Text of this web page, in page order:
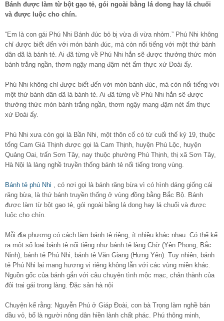
Bánh được làm từ bột gạo tẻ, gói ngoài bằng lá dong hay lá chuối
và được luộc cho chín.
“Em là con gái Phú Nhi Bánh đúc bỏ bị vừa đi vừa nhòm.” Phú Nhi không
chỉ được biết đến với món bánh đúc, mà còn nổi tiếng với một thứ bánh
dân dã là bánh tẻ. Ai đã từng về Phú Nhi hẳn sẽ được thưởng thức món
bánh trắng ngần, thơm ngậy mang đậm nét ẩm thực xứ Đoài ấy.
Phú Nhi không chỉ được biết đến với món bánh đúc, mà còn nổi tiếng với
một thứ bánh dân dã là bánh tẻ. Ai đã từng về Phú Nhi hẳn sẽ được
thưởng thức món bánh trắng ngần, thơm ngậy mang đậm nét ẩm thực
xứ Đoài ấy.
Phú Nhi xưa còn gọi là Bần Nhi, một thôn cổ có từ cuối thế kỷ 19, thuộc
tổng Cam Giá Thịnh được gọi là Cam Thịnh, huyện Phú Lộc, huyện
Quảng Oai, trấn Sơn Tây, nay thuộc phường Phú Thịnh, thị xã Sơn Tây,
Hà Nội là làng nghề truyền thống bánh tẻ nổi tiếng trong vùng.
Bánh tẻ phú Nhi , có nơi gọi là bánh răng bừa vì có hình dáng giống cái
răng bừa, là thứ bánh truyền thống ở vùng đồng bằng Bắc Bộ. Bánh
được làm từ bột gạo tẻ, gói ngoài bằng lá dong hay lá chuối và được
luộc cho chín.
Mỗi địa phương có cách làm bánh tẻ riêng, ít nhiều khác nhau. Có thể kể
ra một số loại bánh tẻ nổi tiếng như bánh tẻ làng Chờ (Yên Phong, Bắc
Ninh), bánh tẻ Phú Nhi, bánh tẻ Văn Giang (Hưng Yên). Tuy nhiên, bánh
tẻ Phú Nhi lại mang hương vị riêng không lẫn với các vùng miền khác.
Nguồn gốc của bánh gắn với câu chuyện tình mộc mạc, chân thành của
đôi trai gái trong làng. Đặc sản hà nội
Chuyện kể rằng: Nguyễn Phú ở Giáp Ðoài, con bà Trọng làm nghề bán
dầu vỏ, bố là người nông dân hiền lành chất phác. Phú thông minh,